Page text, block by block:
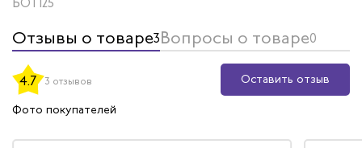
Отзывы о товаре3Вопросы о товаре0
4.7 3 отзывов
Оставить отзыв
Фото покупателей